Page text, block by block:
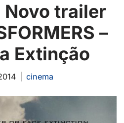
Novo trailer
–
Extinção
cinema